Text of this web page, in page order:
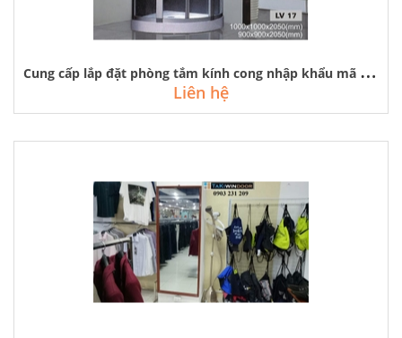
C
ung cấp lắp đặt phòng tắm kính cong nhập khẩu mã lv-17 tại cổ nhuế
Liên hệ